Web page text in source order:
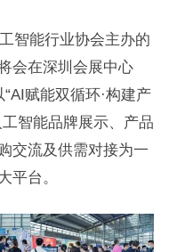
智能行业协会主办的
会在深圳会展中心
赋能双循环·构建产
智能品牌展示、产品
交流及供需对接为一
平台。